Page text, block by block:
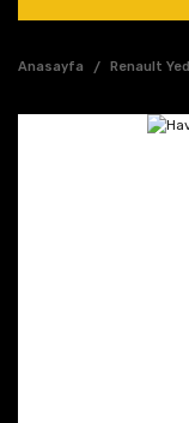
Anasayfa Renault